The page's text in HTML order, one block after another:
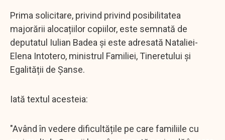
Prima solicitare, privind privind posibilitatea
majorării alocațiilor copiilor, este semnată de
deputatul Iulian Badea şi este adresată Nataliei-
Elena Intotero, ministrul Familiei, Tineretului și
Egalității de Șanse.
Iată textul acesteia:
"Având în vedere dificultățile pe care familiile cu